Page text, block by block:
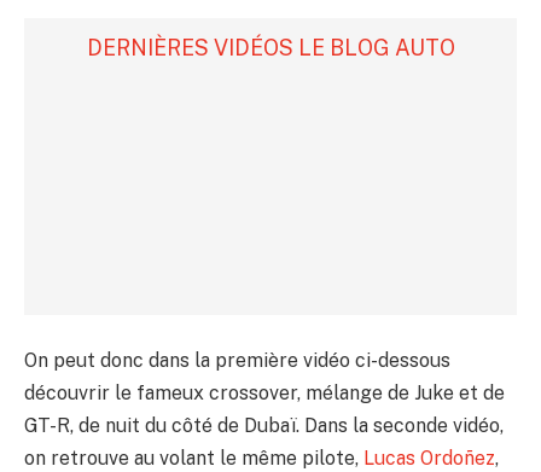
DERNIÈRES VIDÉOS LE BLOG AUTO
On peut donc dans la première vidéo ci-dessous
découvrir le fameux crossover, mélange de Juke et de
GT-R, de nuit du côté de Dubaï. Dans la seconde vidéo,
on retrouve au volant le même pilote, Lucas Ordoñez,